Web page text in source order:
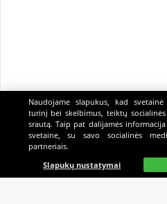
Pagrindinis Gyvai
Naudojame slapukus, kad
turinį bei skelbimus, teiktų
srautą. Taip pat dalijamės
svetaine, su savo socialinės
partneriais.
Slapukų nustatymai